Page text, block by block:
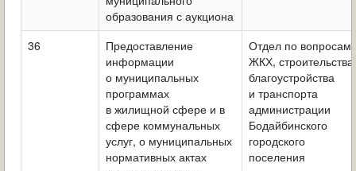
образования с аукциона
36
Предоставление
информации
о муниципальных
программах
в жилищной сфере и в
сфере коммунальных
услуг, о муниципальных
нормативных актах
Отдел по вопросам
ЖКХ, строительства,
благоустройства
и транспорта
администрации
Бодайбинского
городского
поселения